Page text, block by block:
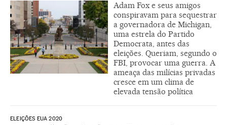
Adam Fox e seus amigos
conspiravam para sequestrar
a governadora de Michigan,
uma estrela do Partido
Democrata, antes das
eleições. Queriam, segundo o
FBI, provocar uma guerra. A
ameaça das milícias privadas
cresce em um clima de
elevada tensão política
ELEIÇÕES EUA 2020